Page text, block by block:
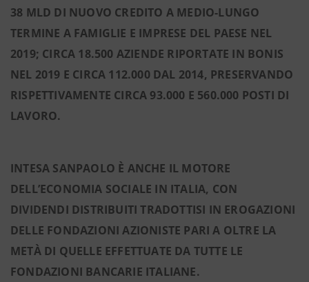
38 MLD DI NUOVO CREDITO A MEDIO-LUNGO
TERMINE A FAMIGLIE E IMPRESE DEL PAESE NEL
2019; CIRCA 18.500 AZIENDE RIPORTATE IN BONIS
NEL 2019 E CIRCA 112.000 DAL 2014, PRESERVANDO
RISPETTIVAMENTE CIRCA 93.000 E 560.000 POSTI DI
LAVORO.
INTESA SANPAOLO È ANCHE IL MOTORE
DELL’ECONOMIA SOCIALE IN ITALIA, CON
DIVIDENDI DISTRIBUITI TRADOTTISI IN EROGAZIONI
DELLE FONDAZIONI AZIONISTE PARI A OLTRE LA
METÀ DI QUELLE EFFETTUATE DA TUTTE LE
FONDAZIONI BANCARIE ITALIANE.